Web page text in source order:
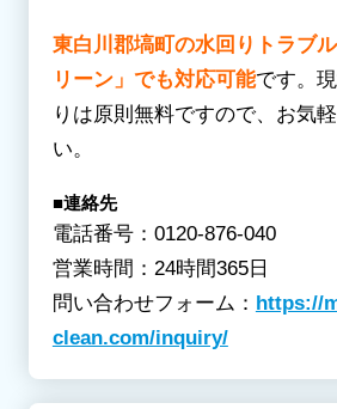
東白川郡塙町の水回りトラブ
リーン」でも対応可能です。
りは原則無料ですので、お気
い。
■連絡先
電話番号：0120-876-040
営業時間：24時間365日
問い合わせフォーム： https://
clean.com/inquiry/